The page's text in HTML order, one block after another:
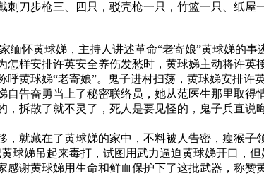
刺刀步枪三、四只，驳壳枪一只，竹篮一只、纸屋
缅怀黄球娣，主持人讲述革命“老寄娘”黄球娣的事
样安排许英安全养伤发愁时，黄球娣主动将许
呼黄球娣“老寄娘”。鬼子进村扫荡，黄球娣安排许
告奋勇当上了秘密联络员，她从范医生那里取
拆散了就不灵了，死人是要见怪的，鬼子兵直
就藏在了黄球娣的家中，不料被人告密，瘦猴子
球娣吊起来毒打，试图用武力逼迫黄球娣开口，
谢黄球娣用生命和鲜血保护下了这批武器，称赞